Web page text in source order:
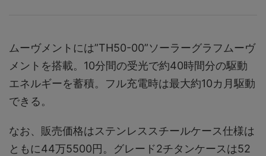
ムーヴメントには”TH50-00”ソーラーグラフムーヴ
メントを搭載。10分間の受光で約40時間分の駆動
エネルギーを蓄積。フル充電時は最大約10カ月駆動
できる。
なお、販売価格はステンレススチールケース仕様は
ともに44万5500円。グレード2チタンケースは52